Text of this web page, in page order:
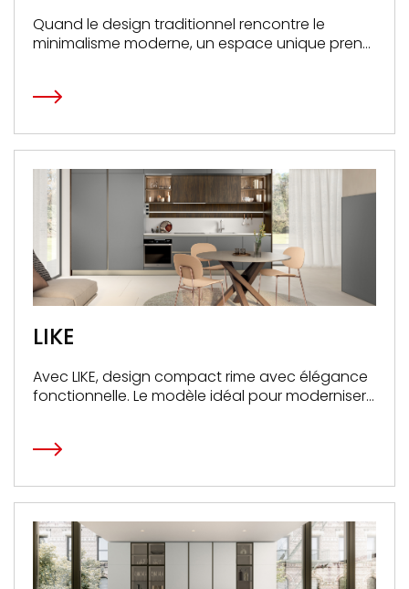
Quand le design traditionnel rencontre le
minimalisme moderne, un espace unique prend
LIKE
Avec LIKE, design compact rime avec élégance
fonctionnelle. Le modèle idéal pour moderniser